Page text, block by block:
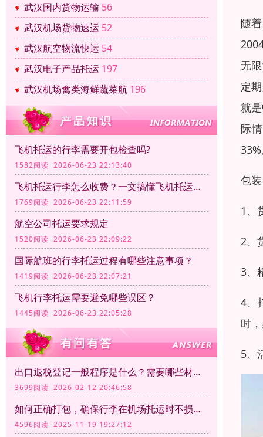
武汉国内货物运输 56
武汉机场货物速运 52
武汉航空物流快运 54
武汉电子产品托运 197
武汉机场禽类海鲜蔬菜航 196
飞机托运的行李需要开包检查吗?
1582阅读 2026-06-23 22:13:40
飞机托运行李怎么收费？一文搞懂飞机托运行李计费规则
1769阅读 2026-06-23 22:11:59
航空公司托运要求规定
1520阅读 2026-06-23 22:09:22
国际航班的行李托运过程有哪些注意事项？
1419阅读 2026-06-23 22:07:21
飞机行李托运需要避免哪些误区？
1445阅读 2026-06-23 22:05:28
出口退税登记一般程序是什么？需要哪些材料？
3699阅读 2026-02-12 20:46:58
如何正确打包，确保行李在机场托运时不损坏？
4596阅读 2025-11-19 19:27:12
随
无
定
就
际
包
1、
2、
3、
4、
时
5、